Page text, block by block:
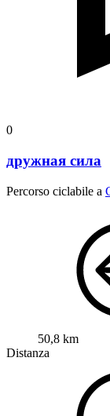
0
дружная сила
Percorso ciclabile a
50,8 km
Distanza